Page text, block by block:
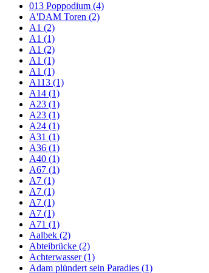
013 Poppodium (4)
A'DAM Toren (2)
A1 (2)
A1 (1)
A1 (2)
A1 (1)
A1 (1)
A113 (1)
A14 (1)
A23 (1)
A23 (1)
A24 (1)
A31 (1)
A36 (1)
A40 (1)
A67 (1)
A7 (1)
A7 (1)
A7 (1)
A7 (1)
A71 (1)
Aalbek (2)
Abteibrücke (2)
Achterwasser (1)
Adam plündert sein Paradies (1)